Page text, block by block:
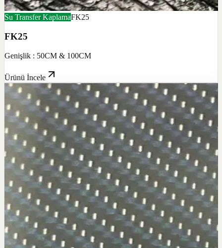
Su Transfer KaplamaFK25
FK25
Genişlik : 50CM & 100CM
Ürünü İncele